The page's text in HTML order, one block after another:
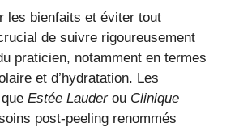
les bienfaits et éviter tout
de suivre rigoureusement
praticien, notamment en termes
et d’hydratation. Les
Estée Lauderou Clinique
post-peeling renommés